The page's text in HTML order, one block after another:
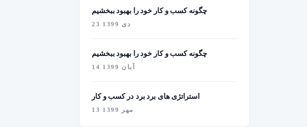
چگونه کسب و کار خود را بهبود ببخشیم
23 دی 1399
چگونه کسب و کار خود را بهبود ببخشیم
14 آبان 1399
استراتژی های برد برد در کسب و کار
13 مهر 1399